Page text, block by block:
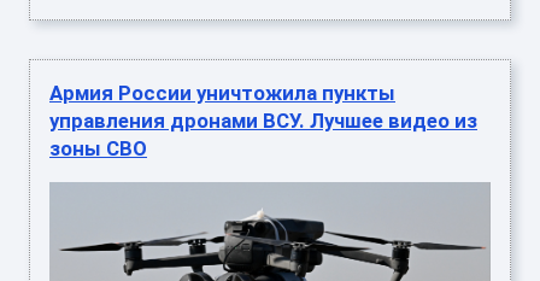
Армия России уничтожила пункты
управления дронами ВСУ. Лучшее видео из
зоны СВО